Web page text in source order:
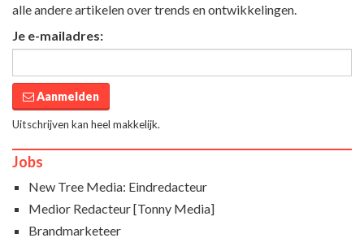
alle andere artikelen over trends en ontwikkelingen.
Je e-mailadres:
Aanmelden
Uitschrijven kan heel makkelijk.
Jobs
New Tree Media: Eindredacteur
Medior Redacteur [Tonny Media]
Brandmarketeer